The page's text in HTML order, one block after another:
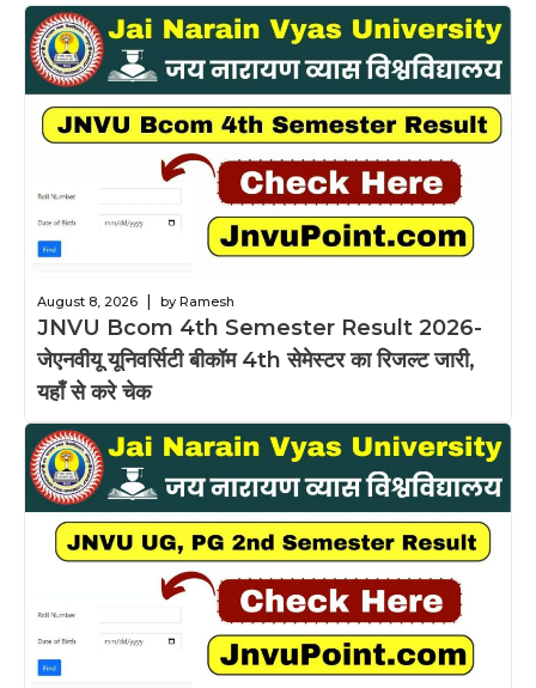
August 8, 2026 by Ramesh
JNVU Bcom 4th Semester Result 2026-
जेएनवीयू यूनिवर्सिटी बीकॉम 4th सेमेस्टर का रिजल्ट जारी,
यहाँ से करे चेक